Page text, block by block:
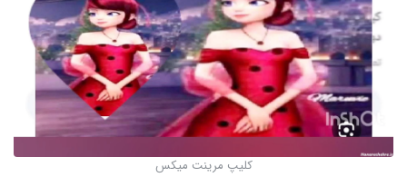
کلیپ مرینت میکس